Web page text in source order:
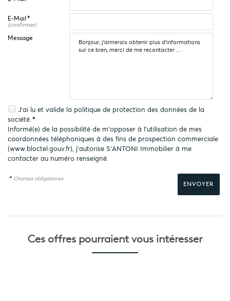
E-Mail *
(confirmer)
Message
J'ai lu et valide la politique de protection des données de la
société.*
Informé(e) de la possibilité de m'opposer à l'utilisation de mes
coordonnées téléphoniques à des fins de prospection commerciale
(www.bloctel.gouv.fr), j'autorise S'ANTONI Immobilier à me
contacter au numéro renseigné.
* Champs obligatoires
Ces offres pourraientvous intéresser